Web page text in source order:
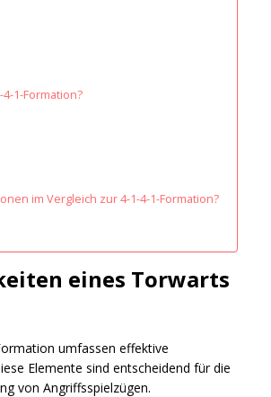
1-Formation?
im Vergleich zur 4-1-4-1-Formation?
eines Torwarts
umfassen effektive
Elemente sind entscheidend für die
von Angriffsspielzügen.